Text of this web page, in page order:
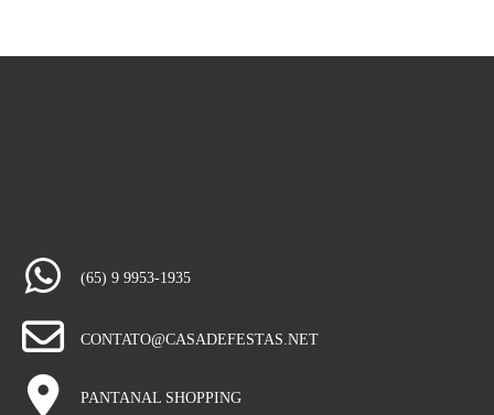
(65) 9 9953-1935
CONTATO@CASADEFESTAS.NET
PANTANAL SHOPPING